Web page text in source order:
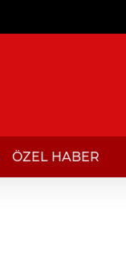
ÖZEL HABER